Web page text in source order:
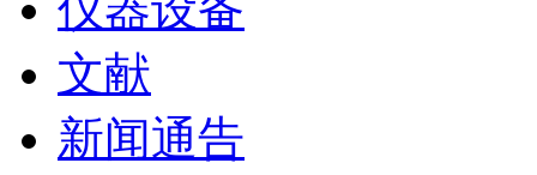
文献
新闻通告